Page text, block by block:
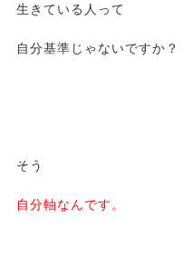
生きている人って
自分基準じゃないですか？
そう
自分軸なんです。